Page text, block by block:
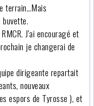
terrain…Mais
J'ai encouragé et
je changerai de
dirigeante repartait
nouveaux
espors de Tyrosse ), et